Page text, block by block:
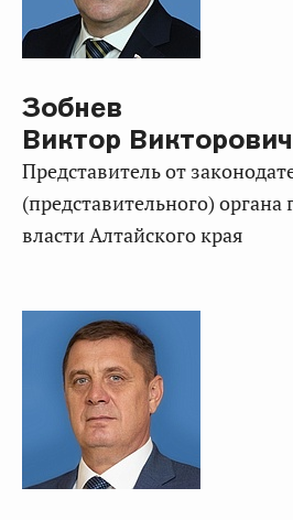
Зобнев
Виктор Викторович
представитель от законодательного
(представительного) органа
власти Алтайского края